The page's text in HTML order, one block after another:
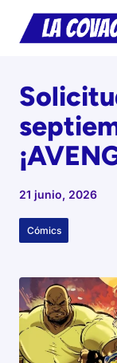
Saltar
21 junio, 2026
Cómics